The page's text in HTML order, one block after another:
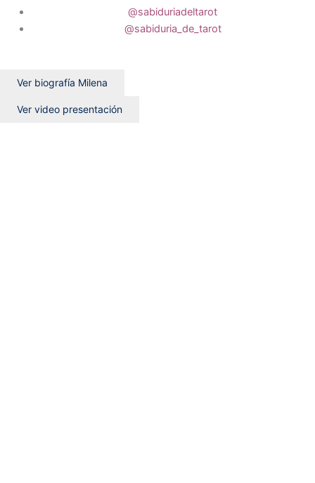
@sabiduriadeltarot
@sabiduria_de_tarot
Ver biografía Milena
Ver video presentación